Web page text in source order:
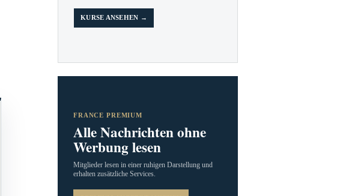
KURSE ANSEHEN →
FRANCE PREMIUM
Alle Nachrichten ohne
Werbung lesen
Mitglieder lesen in einer ruhigen Darstellung und
erhalten zusätzliche Services.